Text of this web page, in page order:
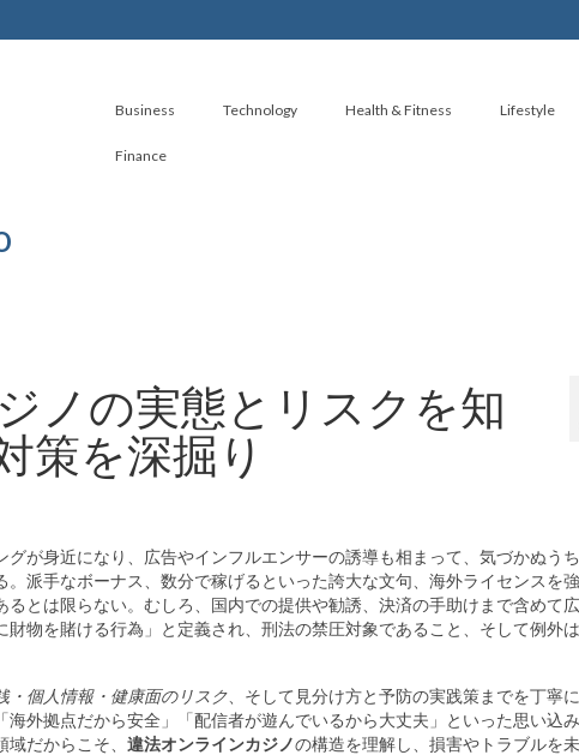
Business Technology Health & Fitness Lifestyle
Finance
ノの実態とリスクを知
策を深掘り
が身近になり、広告やインフルエンサーの誘導も相まって、気づかぬう
派手なボーナス、数分で稼げるといった誇大な文句、海外ライセンスを
とは限らない。むしろ、国内での提供や勧誘、決済の手助けまで含めて
物を賭ける行為」と定義され、刑法の禁圧対象であること、そして例外
・個人情報・健康面のリスク 、そして見分け方と予防の実践策までを丁寧
外拠点だから安全」「配信者が遊んでいるから大丈夫」といった思い込
だからこそ、 違法オンラインカジノの構造を理解し、損害やトラブルを